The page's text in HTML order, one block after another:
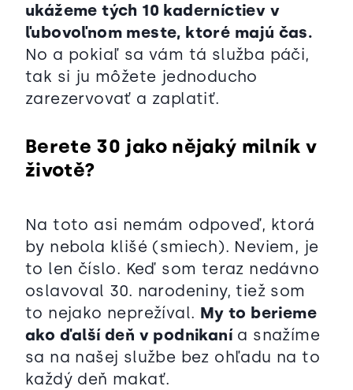
ukážeme tých 10 kaderníctiev v
ľubovoľnom meste, ktoré majú čas.
No a pokiaľ sa vám tá služba páči,
tak si ju môžete jednoducho
zarezervovať a zaplatiť.
Berete 30 jako nějaký milník v
životě?
Na toto asi nemám odpoveď, ktorá
by nebola klišé (smiech). Neviem, je
to len číslo. Keď som teraz nedávno
oslavoval 30. narodeniny, tiež som
to nejako neprežíval. My to berieme
ako ďalší deň v podnikanía snažíme
sa na našej službe bez ohľadu na to
každý deň makať.